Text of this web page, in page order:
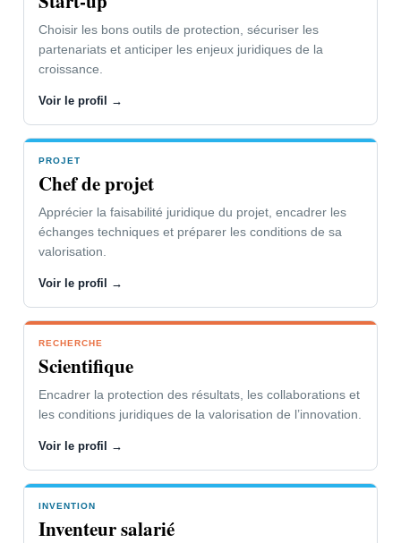
Choisir les bons outils de protection, sécuriser les
partenariats et anticiper les enjeux juridiques de la
croissance.
Voir le profil →
PROJET
Chef de projet
Apprécier la faisabilité juridique du projet, encadrer les
échanges techniques et préparer les conditions de sa
valorisation.
Voir le profil →
RECHERCHE
Scientifique
Encadrer la protection des résultats, les collaborations et
les conditions juridiques de la valorisation de l’innovation.
Voir le profil →
INVENTION
Inventeur salarié